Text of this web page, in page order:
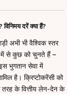
दरें क्या हैं?
अभी भी वैश्विक स्तर
में से कुछ को चुनते हैं –
भुगतान सेवा में
है। क्रिप्टोकरेंसी को
तरह के वित्तीय लेन-देन के